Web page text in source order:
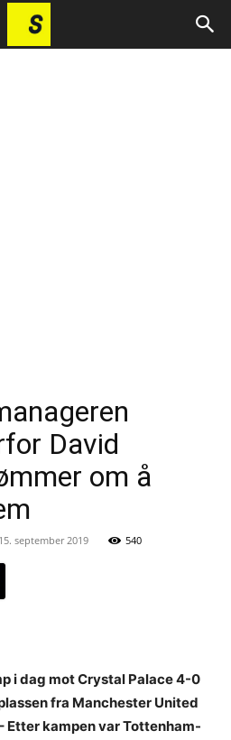
David
om å
15. september 2019 540
i dag mot Crystal Palace 4-0
fra Manchester United
Etter kampen var Tottenham-